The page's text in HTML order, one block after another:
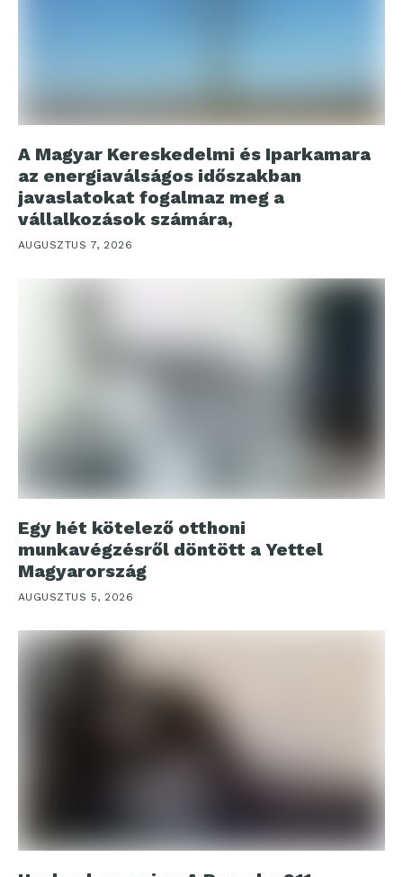
A Magyar Kereskedelmi és Iparkamara
az energiaválságos időszakban
javaslatokat fogalmaz meg a
vállalkozások számára,
AUGUSZTUS 7, 2026
Egy hét kötelező otthoni
munkavégzésről döntött a Yettel
Magyarország
AUGUSZTUS 5, 2026